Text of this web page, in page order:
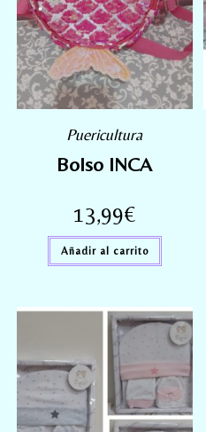
Puericultura
Bolso INCA
13,99€
Añadir al carrito